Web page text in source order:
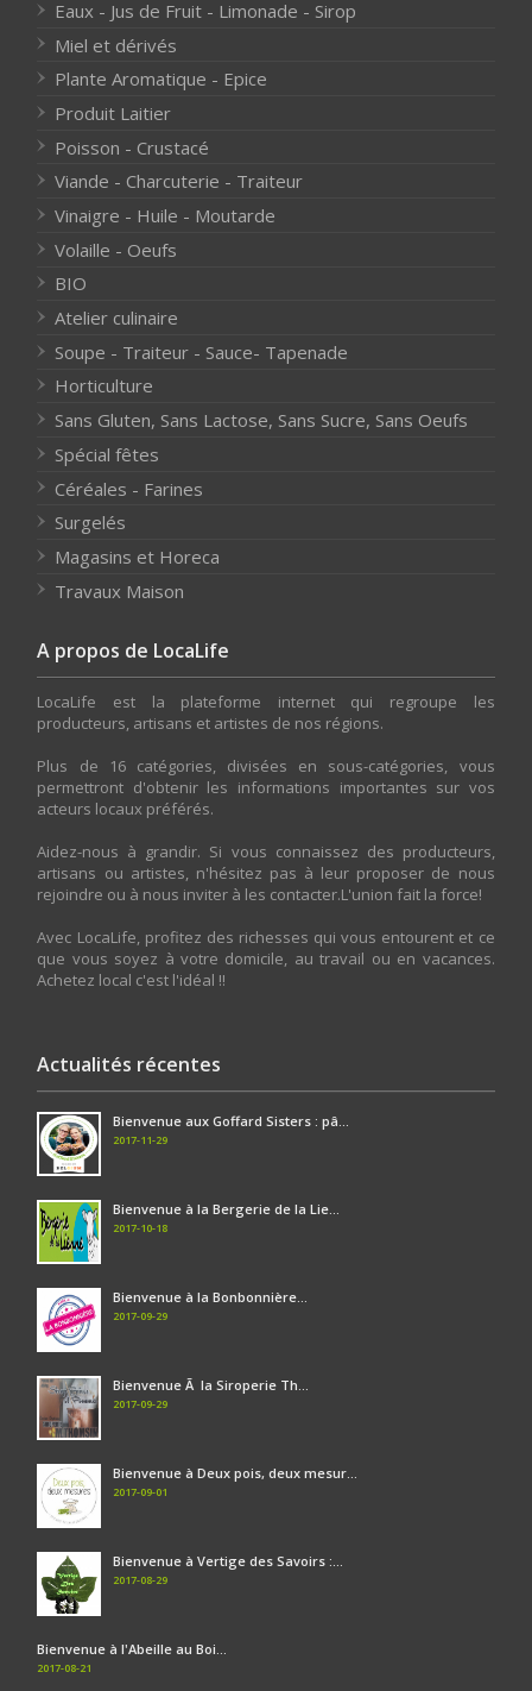
Eaux - Jus de Fruit - Limonade - Sirop
Miel et dérivés
Plante Aromatique - Epice
Produit Laitier
Poisson - Crustacé
Viande - Charcuterie - Traiteur
Vinaigre - Huile - Moutarde
Volaille - Oeufs
BIO
Atelier culinaire
Soupe - Traiteur - Sauce- Tapenade
Horticulture
Sans Gluten, Sans Lactose, Sans Sucre, Sans Oeufs
Spécial fêtes
Céréales - Farines
Surgelés
Magasins et Horeca
Travaux Maison
A propos de LocaLife
LocaLife est la plateforme internet qui regroupe les
producteurs, artisans et artistes de nos régions.
Plus de 16 catégories, divisées en sous-catégories, vous
permettront d'obtenir les informations importantes sur vos
acteurs locaux préférés.
Aidez-nous à grandir. Si vous connaissez des producteurs,
artisans ou artistes, n'hésitez pas à leur proposer de nous
rejoindre ou à nous inviter à les contacter.L'union fait la force!
Avec LocaLife, profitez des richesses qui vous entourent et ce
que vous soyez à votre domicile, au travail ou en vacances.
Achetez local c'est l'idéal !!
Actualités récentes
Bienvenue aux Goffard Sisters : pâ...
2017-11-29
Bienvenue à la Bergerie de la Lie...
2017-10-18
Bienvenue à la Bonbonnière...
2017-09-29
Bienvenue Ã la Siroperie Th...
2017-09-29
Bienvenue à Deux pois, deux mesur...
2017-09-01
Bienvenue à Vertige des Savoirs :...
2017-08-29
Bienvenue à l'Abeille au Boi...
2017-08-21